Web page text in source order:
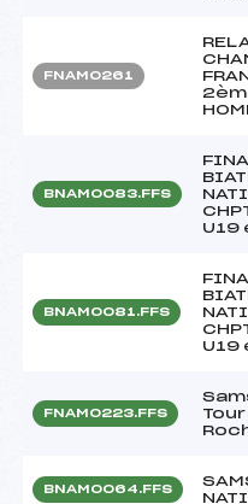
FNAM0261
BNAM0083.FFS
U19
BNAM0081.FFS
U19
FNAM0223.FFS
Tour
BNAM0064.FFS